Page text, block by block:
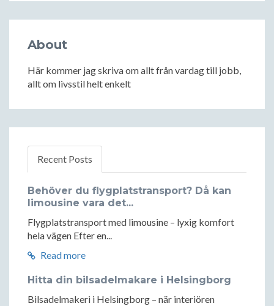
About
Här kommer jag skriva om allt från vardag till jobb,
allt om livsstil helt enkelt
Recent Posts
Behöver du flygplatstransport? Då kan
limousine vara det...
Flygplatstransport med limousine – lyxig komfort
hela vägen Efter en...
Read more
Hitta din bilsadelmakare i Helsingborg
Bilsadelmakeri i Helsingborg – när interiören